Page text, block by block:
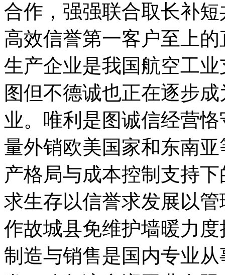
合作，强强联合取长补
高效信誉第一客户至上
生产企业是我国航空工
图但不德诚也正在逐步
业。唯利是图诚信经营
量外销欧美国家和东南
产格局与成本控制支持
求生存以信誉求发展以
作故城县免维护墙暖力
制造与销售是国内专业